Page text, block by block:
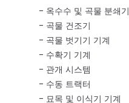
옥수수 및 곡물 분쇄기
곡물 건조기
곡물 벗기기 기계
수확기 기계
관개 시스템
수동 트랙터
묘목 및 이식기 기계